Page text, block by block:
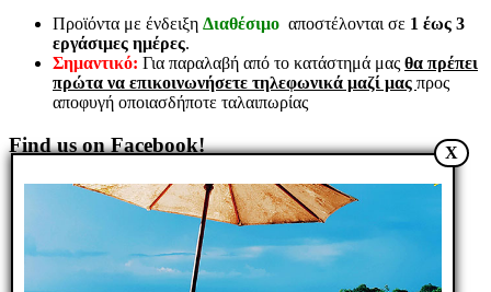
ΑγοράΑγορά Σύγκριση Wishlist
Quick view
Κατασκευαστής FINDER Τύπος
ρελέ Αμφισταθερός, παλμών
Ονομαστική τάση πηνίου 230V
AC Συναρμολόγηση σε κουτί
λειτουργίας 10A Θερμοκρασία
λειτουργίας -40...40°C Κλάση
στεγανότητας
Προϊόντα με ένδειξη Διαθέσιμο αποστέλονται σε 1 έως 3
εργάσιμες ημέρες.
Σημαντικό: Για παραλαβή από το κατάστημά μας θα πρέπει
πρώτα να επικοινωνήσετε τηλεφωνικά μαζί μας προς
αποφυγή οποιασδήποτε ταλαιπωρίας
Find us on Facebook! X